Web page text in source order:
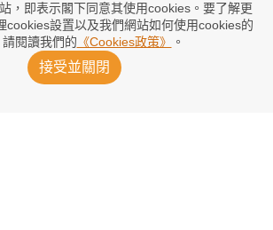
，即表示閣下同意其使用cookies。要了解更
cookies設置以及我們網站如何使用cookies的
閱讀我們的 《Cookies政策》 。
接受並關閉